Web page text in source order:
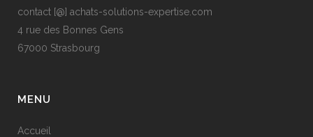
contact [@] achats-solutions-expertise.com
4 rue des Bonnes Gens
67000 Strasbourg
MENU
Accueil